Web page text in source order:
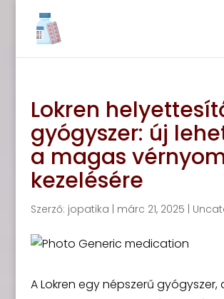
Lokren
gyógyszer: új
a magas
kezelésére
Szerző: jopatika márc 21, 2025
A Lokren egy népszerű gyógyszer,